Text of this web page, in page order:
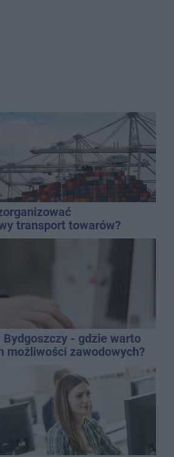
transport towarów?
Bydgoszczy - gdzie warto
możliwości zawodowych?